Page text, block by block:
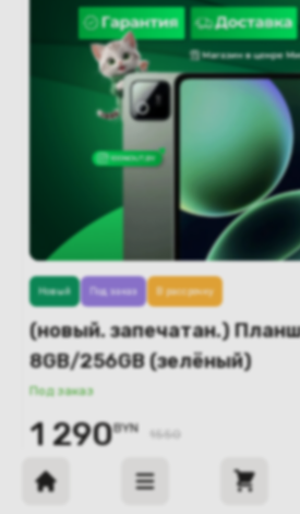
(новый. запечатан.)
8GB/256GB (зелёный)
Под заказ
В корзину
Новый Под заказ В рассрочку
1 290BYN 1550